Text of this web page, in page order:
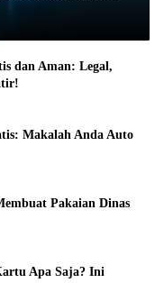
dan Aman: Legal,
Makalah Anda Auto
Pakaian Dinas
Apa Saja? Ini